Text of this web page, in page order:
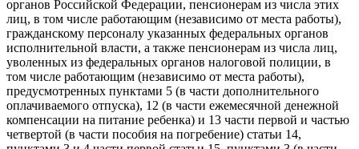
органов Российской Федерации, пенсионерам из числа этих
лиц, в том числе работающим (независимо от места работы),
гражданскому персоналу указанных федеральных органов
исполнительной власти, а также пенсионерам из числа лиц,
уволенных из федеральных органов налоговой полиции, в
том числе работающим (независимо от места работы),
предусмотренных пунктами 5 (в части дополнительного
оплачиваемого отпуска), 12 (в части ежемесячной денежной
компенсации на питание ребенка) и 13 части первой и частью
четвертой (в части пособия на погребение) статьи 14,